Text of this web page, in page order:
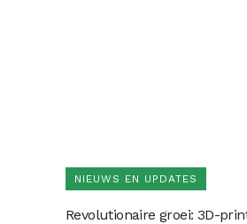
NIEUWS EN UPDATES
Revolutionaire groei: 3D-